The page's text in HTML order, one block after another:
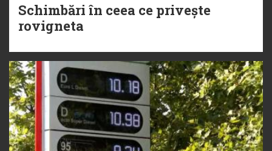
Schimbări în ceea ce privește
rovigneta